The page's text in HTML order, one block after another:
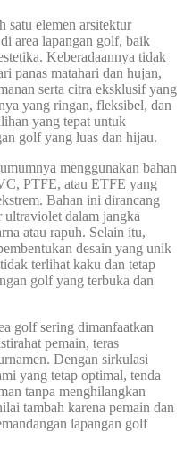
satu elemen arsitektur
area lapangan golf, baik
Keberadaannya tidak
panas matahari dan hujan,
serta citra eksklusif yang
yang ringan, fleksibel, dan
yang tepat untuk
golf yang luas dan hijau.
menggunakan bahan
PTFE, atau ETFE yang
Bahan ini dirancang
ultraviolet dalam jangka
atau rapuh. Selain itu,
desain yang unik
terlihat kaku dan tetap
golf yang terbuka dan
golf sering dimanfaatkan
pemain, teras
Dengan sirkulasi
yang tetap optimal, tenda
tanpa menghilangkan
tambah karena pemain dan
lapangan golf